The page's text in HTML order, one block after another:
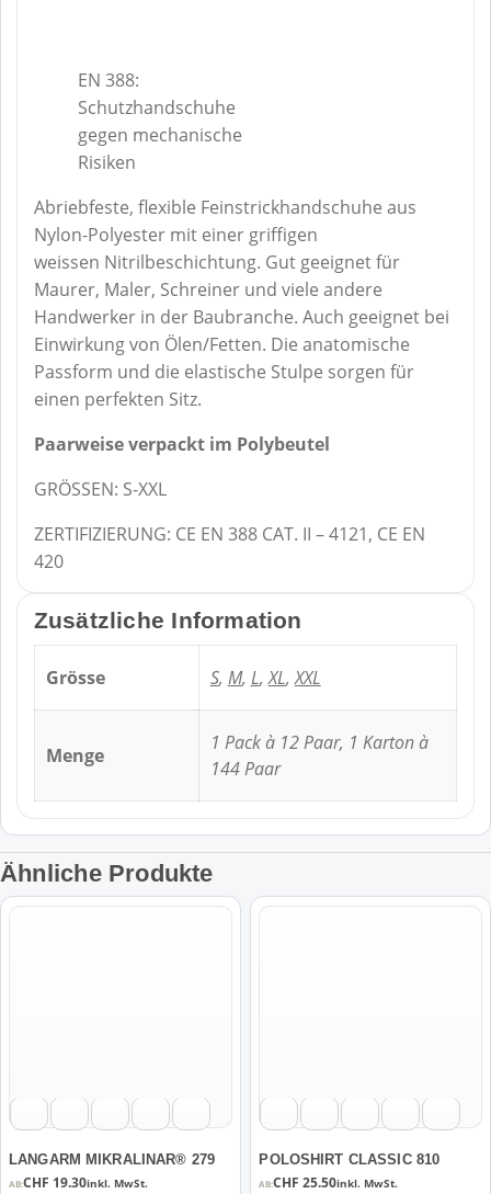
EN 388:
Schutzhandschuhe
gegen mechanische
Risiken
Abriebfeste, flexible Feinstrickhandschuhe aus
Nylon-Polyester mit einer griffigen
weissen Nitrilbeschichtung. Gut geeignet für
Maurer, Maler, Schreiner und viele andere
Handwerker in der Baubranche. Auch geeignet bei
Einwirkung von Ölen/Fetten. Die anatomische
Passform und die elastische Stulpe sorgen für
einen perfekten Sitz.
Paarweise verpackt im Polybeutel
GRÖSSEN: S-XXL
ZERTIFIZIERUNG: CE EN 388 CAT. II – 4121, CE EN
420
Zusätzliche Information
Grösse S, M, L,XL,XXL
Menge
1 Pack à 12 Paar, 1 Karton à
144 Paar
Ähnliche Produkte
LANGARM MIKRALINAR® 279
AB:CHF 19.30inkl. MwSt.
können
auf
der
Produktseite
POLOSHIRT CLASSIC 810
AB:CHF 25.50inkl. MwSt.
können
auf
der
Produktseite